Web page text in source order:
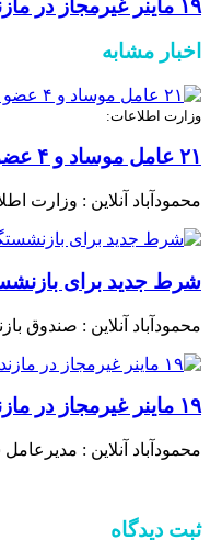
۱۹ ماینر غیرمجاز در مازندران از مدار خارج شد
اخبار مشابه
وزارت اطلاعات:
۲۱ عامل موساد و ۴ عضو باند‌های مسلح بازداشت شدند
محمودآباد آنلاین : وزارت اطلاعات اعلام کرد: ۲۱ عامل موساد و ۴ شرور عضو باند‌های
شرط جدید برای
محمودآباد آنلاین :
۱۹ ماینر غیرمجاز در مازندران از مدار خارج شد
محمودآباد آنلاین : مدیرعامل شرکت توزیع نیروی
ثبت دیدگاه